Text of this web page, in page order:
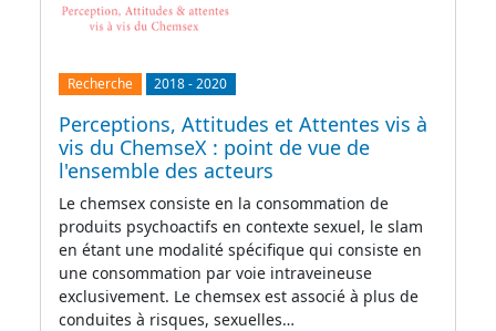
Recherche 2018-2020
Perceptions, Attitudes et Attentes vis à
vis du ChemseX : point de vue de
l'ensemble des acteurs
Le chemsex consiste en la consommation de
produits psychoactifs en contexte sexuel, le slam
en étant une modalité spécifique qui consiste en
une consommation par voie intraveineuse
exclusivement. Le chemsex est associé à plus de
conduites à risques, sexuelles…